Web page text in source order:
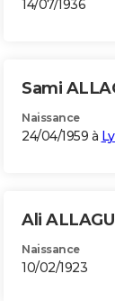
14/07/1936
Sami
Naissance
24/04/1959 à
Ali
Naissance
10/02/1923